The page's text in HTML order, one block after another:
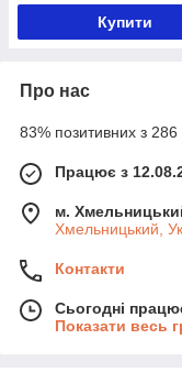
Купити
Про нас
83% позитивних з 286
Працює з
м.
Хмельницький,
Контакти
Сьогодні
Показати весь